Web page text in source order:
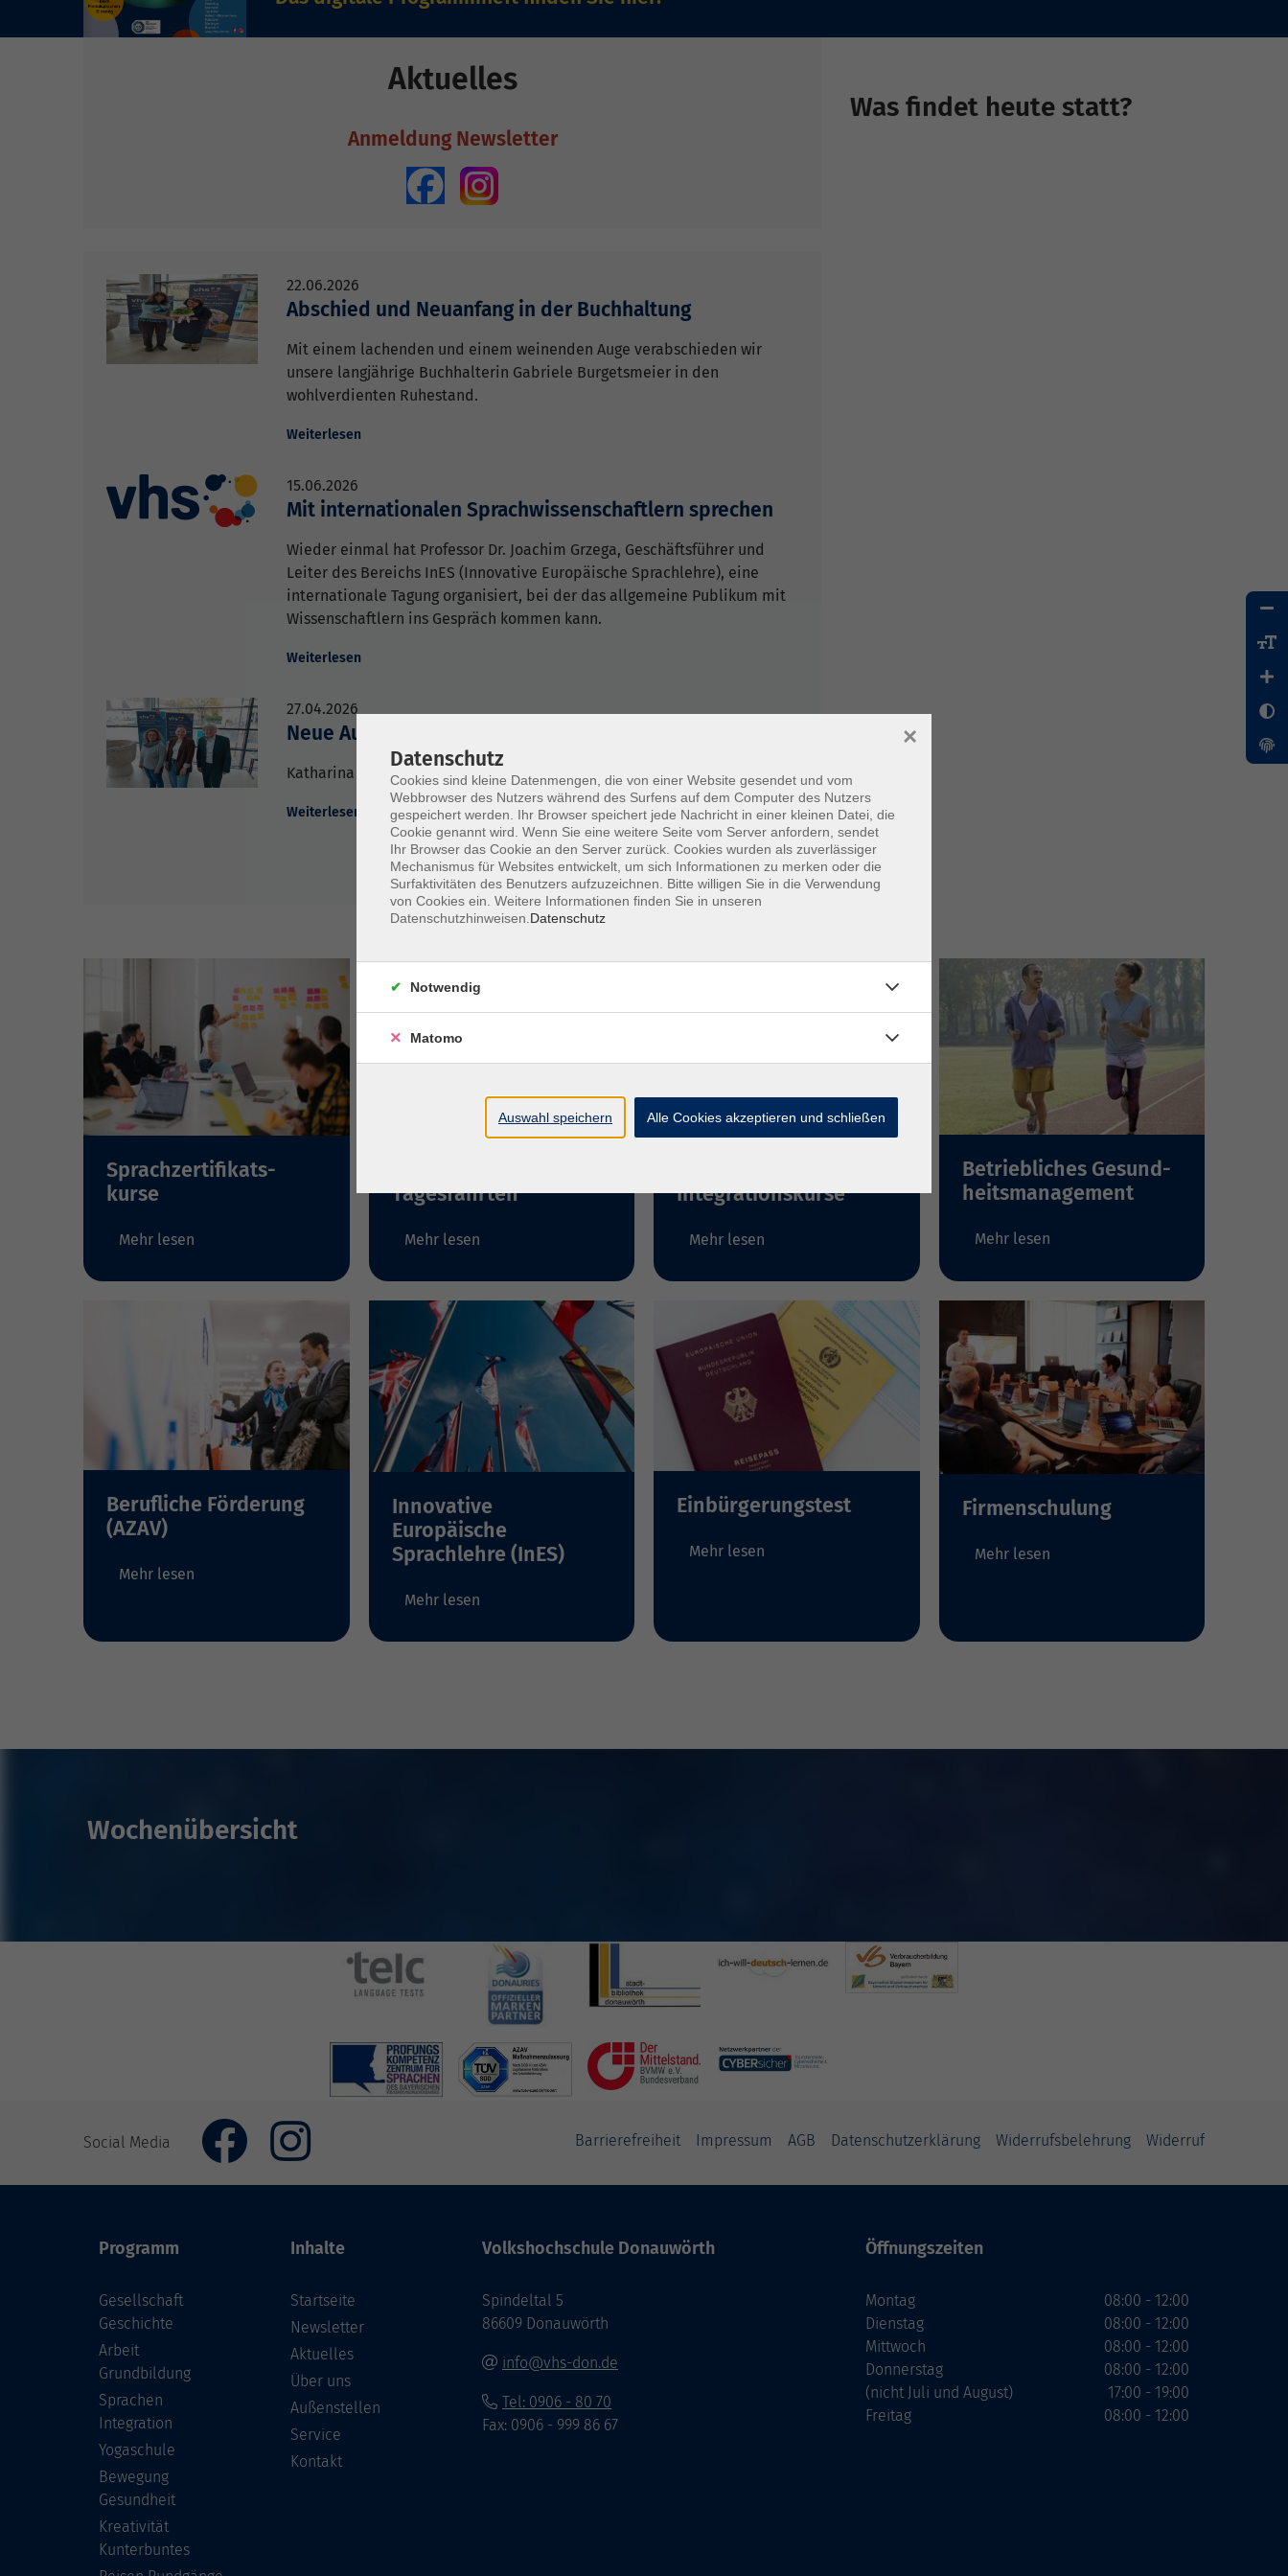
Aktuelles
Anmeldung Newsletter
22.06.2026
Abschied und Neuanfang in der Buchhaltung
Mit einem lachenden und einem weinenden Auge verabschieden wir
unsere langjährige Buchhalterin Gabriele Burgetsmeier in den
wohlverdienten Ruhestand.
Weiterlesen
15.06.2026
Mit internationalen Sprachwissenschaftlern sprechen
Wieder einmal hat Professor Dr. Joachim Grzega, Geschäftsführer und
Leiter des Bereichs InES (Innovative Europäische Sprachlehre), eine
internationale Tagung organisiert, bei der das allgemeine Publikum mit
Wissenschaftlern ins Gespräch kommen kann.
Weiterlesen
27.04.2026
Neue Außenstellenleiterin
Katharina Scharr organisiert nun die Außenstelle in Kaisheim.
Weiterlesen
alle Artikel im Newsarchiv
Was findet heute statt?
Sprachzertifikats-
kurse
Mehr lesen
Tagesfahrten
Mehr lesen
Integrationskurse
Mehr lesen
Betriebliches Gesund-
heitsmanagement
Mehr lesen
Berufliche Förderung
(AZAV)
Mehr lesen
Innovative
Europäische
Sprachlehre (InES)
Mehr lesen
Einbürgerungstest
Mehr lesen
Firmenschulung
Mehr lesen
Wochenübersicht
Social Media Barrierefreiheit Impressum AGB Datenschutzerklärung Widerrufsbelehrung Widerruf
Programm
Gesellschaft
Geschichte
Arbeit
Grundbildung
Sprachen
Integration
Yogaschule
Bewegung
Gesundheit
Kreativität
Kunterbuntes
Inhalte
Startseite
Newsletter
Aktuelles
Über uns
Außenstellen
Service
Kontakt
Volkshochschule Donauwörth
Spindeltal 5
86609 Donauwörth
info@vhs-don.de
Tel: 0906 - 80 70
Fax: 0906 - 999 86 67
Öffnungszeiten
Montag
Dienstag
Mittwoch
Donnerstag
(nicht Juli und August)
Freitag
08:00 - 12:00
08:00 - 12:00
08:00 - 12:00
08:00 - 12:00
17:00 - 19:00
08:00 - 12:00
Datenschutz
Cookies sind kleine Datenmengen, die von einer Website gesendet und vom
Webbrowser des Nutzers während des Surfens auf dem Computer des Nutzers
gespeichert werden. Ihr Browser speichert jede Nachricht in einer kleinen Datei, die
Cookie genannt wird. Wenn Sie eine weitere Seite vom Server anfordern, sendet
Ihr Browser das Cookie an den Server zurück. Cookies wurden als zuverlässiger
Mechanismus für Websites entwickelt, um sich Informationen zu merken oder die
Surfaktivitäten des Benutzers aufzuzeichnen. Bitte willigen Sie in die Verwendung
von Cookies ein. Weitere Informationen finden Sie in unseren
Datenschutzhinweisen. Datenschutz
×
Notwendig
Matomo
Auswahl speichern Alle Cookies akzeptieren und schließen